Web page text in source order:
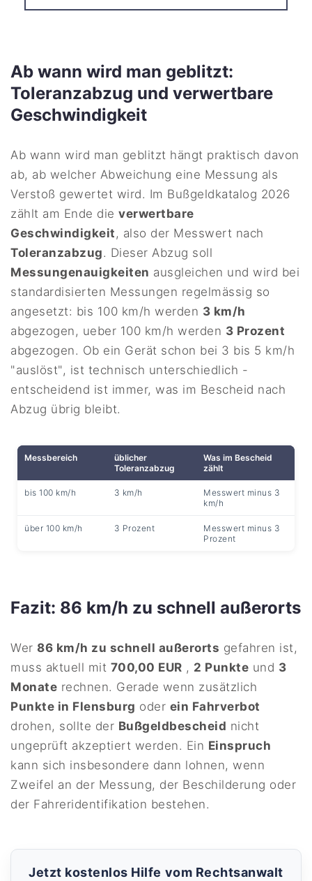
Ab wann wird man geblitzt:
Toleranzabzug und verwertbare
Geschwindigkeit
Ab wann wird man geblitzt hängt praktisch davon
ab, ab welcher Abweichung eine Messung als
Verstoß gewertet wird. Im Bußgeldkatalog 2026
zählt am Ende dieverwertbare
Geschwindigkeit, also der Messwert nach
Toleranzabzug. Dieser Abzug soll
Messungenauigkeiten ausgleichen und wird bei
standardisierten Messungen regelmässig so
angesetzt: bis 100 km/h werden 3 km/h
abgezogen, ueber 100 km/h werden 3 Prozent
abgezogen. Ob ein Gerät schon bei 3 bis 5 km/h
"auslöst", ist technisch unterschiedlich -
entscheidend ist immer, was im Bescheid nach
Abzug übrig bleibt.
Messbereich
üblicher
Toleranzabzug
Was im Bescheid
zählt
bis 100 km/h 3 km/h
Messwert minus 3
km/h
über 100 km/h 3 Prozent
Messwert minus 3
Prozent
Fazit: 86 km/h zu schnell außerorts
Wer 86 km/h zu schnell außerorts gefahren ist,
muss aktuell mit 700,00 EUR , 2 Punkte und 3
Monate rechnen. Gerade wenn zusätzlich
Punkte in Flensburg oder ein Fahrverbot
drohen, sollte der Bußgeldbescheid nicht
ungeprüft akzeptiert werden. Ein Einspruch
kann sich insbesondere dann lohnen, wenn
Zweifel an der Messung, der Beschilderung oder
der Fahreridentifikation bestehen.
Jetzt kostenlos Hilfe vom Rechtsanwalt